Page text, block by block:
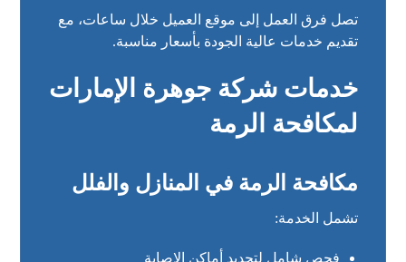
تصل فرق العمل إلى موقع العميل خلال ساعات، مع
تقديم خدمات عالية الجودة بأسعار مناسبة.
خدمات شركة جوهرة الإمارات
لمكافحة الرمة
مكافحة الرمة في المنازل والفلل
تشمل الخدمة:
فحص شامل لتحديد أماكن الإصابة